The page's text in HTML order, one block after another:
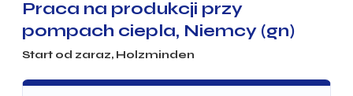
Praca na produkcji przy
pompach ciepla, Niemcy (gn)
Start od zaraz, Holzminden